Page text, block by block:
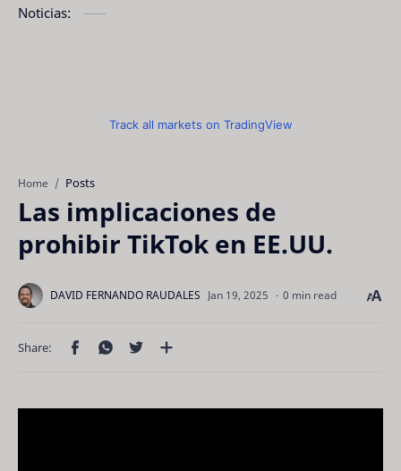
Noticias:
Track all markets on TradingView
Home Posts
Las implicaciones de
prohibir TikTok en EE.UU.
0 min read